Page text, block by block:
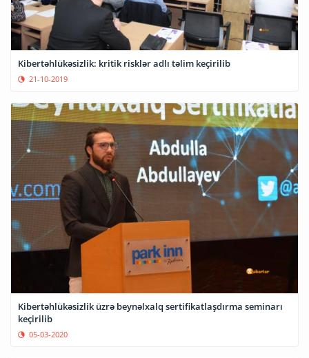
Kibertəhlükəsizlik: kritik risklər adlı təlim keçirilib
21-10-2019
Kibertəhlükəsizlik üzrə beynəlxalq sertifikatlaşdırma seminarı
keçirilib
05-03-2020